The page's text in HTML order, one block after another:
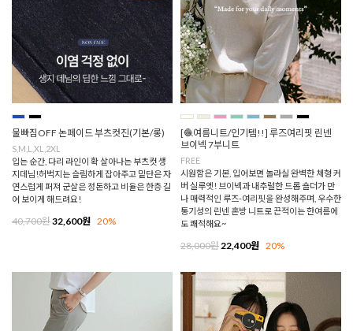
물빠짐OFF 논페이드 부츠컷진(기본/롱)
S,M,L,XL,2XL
입는 순간, 다리 라인이 확 살아나는 부츠컷 생
지데님!허벅지는 슬림하게 잡아주고 밑단은 자
연스럽게 퍼져 군살은 정돈하고 비율은 한층 길
어 보이게 해드려요!
40,700원32,600원 20%
[🧶여름니트/인기템!!] 루즈여리핏 린넨
브이넥 7부니트
FREE
시원함은 기본, 입어보면 놀라실 완벽한 체형 커
버 실루엣! 브이넥과 내추럴한 드롭 숄더가 만
나 매력적인 루즈-여리핏을 완성해주며, 우수한
통기성의 린넨 혼방 니트로 끈적이는 한여름에
도 쾌적해요~
28,000원22,400원 20%